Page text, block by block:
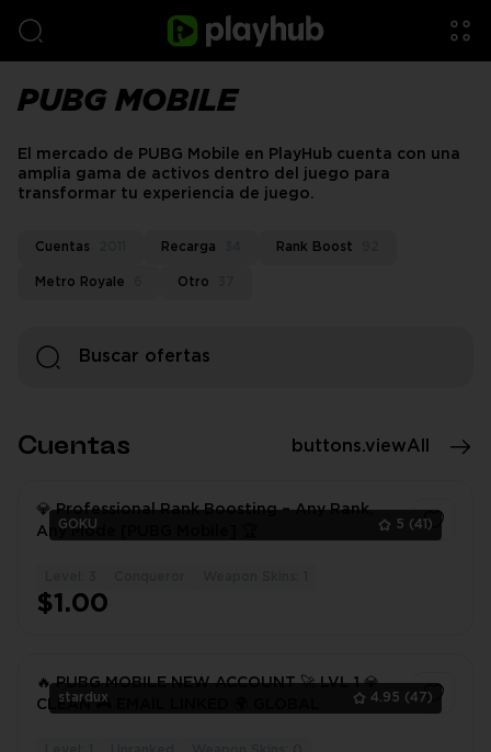
PUBG MOBILE
El mercado de PUBG Mobile en PlayHub cuenta con una
amplia gama de activos dentro del juego para
transformar tu experiencia de juego.
Cuentas Recarga Rank Boost
Metro Royale Otro
Cuentas buttons.viewAll
GOKU 5 (41)
💎 Professional Rank Boosting – Any Rank,
Any Mode [PUBG Mobile] 🏆
$1.00
stardux 4.95 (47)
🔥 PUBG MOBILE NEW ACCOUNT 🚀 LVL 1 💎
CLEAN 🎮 EMAIL LINKED 🌍 GLOBAL